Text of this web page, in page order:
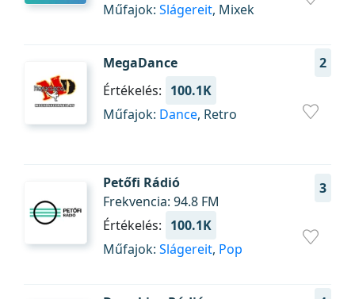
Műfajok: Slágereit, Mixek
MegaDance
2
Értékelés: 100.1K
Műfajok: Dance, Retro
Petőfi Rádió 3
Frekvencia: 94.8 FM
Értékelés: 100.1K
Műfajok: Slágereit, Pop